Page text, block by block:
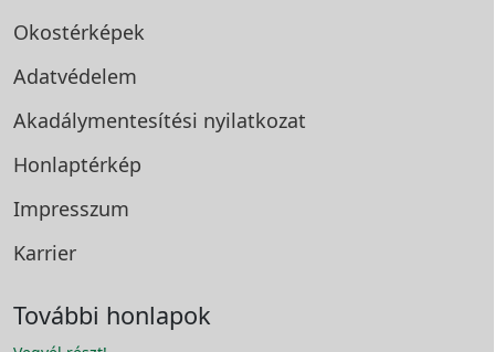
Okostérképek
Adatvédelem
Akadálymentesítési nyilatkozat
Honlaptérkép
Impresszum
Karrier
További honlapok